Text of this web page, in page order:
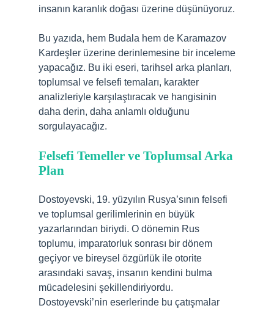
insanın karanlık doğası üzerine düşünüyoruz.
Bu yazıda, hem Budala hem de Karamazov
Kardeşler üzerine derinlemesine bir inceleme
yapacağız. Bu iki eseri, tarihsel arka planları,
toplumsal ve felsefi temaları, karakter
analizleriyle karşılaştıracak ve hangisinin
daha derin, daha anlamlı olduğunu
sorgulayacağız.
Felsefi Temeller ve Toplumsal Arka
Plan
Dostoyevski, 19. yüzyılın Rusya’sının felsefi
ve toplumsal gerilimlerinin en büyük
yazarlarından biriydi. O dönemin Rus
toplumu, imparatorluk sonrası bir dönem
geçiyor ve bireysel özgürlük ile otorite
arasındaki savaş, insanın kendini bulma
mücadelesini şekillendiriyordu.
Dostoyevski’nin eserlerinde bu çatışmalar